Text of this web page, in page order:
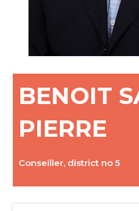
BENOIT
PIERRE
Conseiller, district no 5